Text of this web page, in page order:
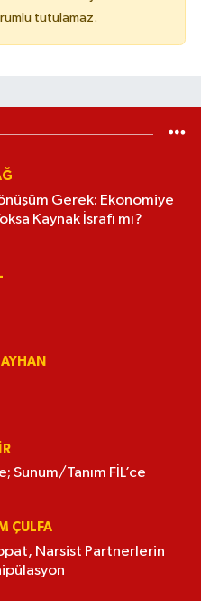
tutulamaz.
Gerek: Ekonomiye
Kaynak İsrafı mı?
Sunum/Tanım FİL’ce
ÇULFA
Narsist Partnerlerin